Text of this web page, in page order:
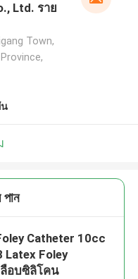
Ltd. ราย
Town,
น
Catheter 10cc
Latex Foley
อบซิลิโคน